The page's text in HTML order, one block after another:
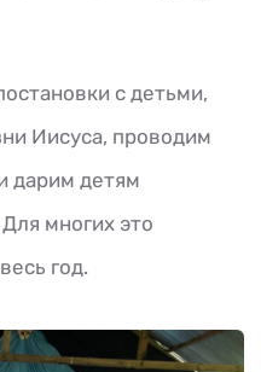
с детьми,
Иисуса, проводим
дарим детям
многих это
год.